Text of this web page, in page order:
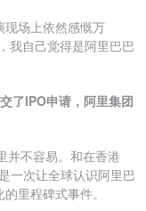
现场上依然感慨万
我自己觉得是阿里巴巴
了IPO申请，阿里集团
并不容易。和在香港
一次让全球认识阿里巴
里程碑式事件。